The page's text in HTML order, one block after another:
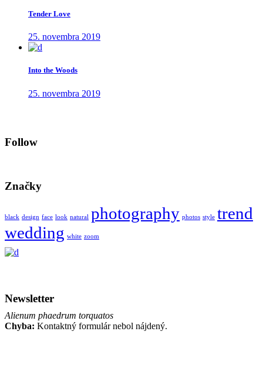
Tender Love
25. novembra 2019
Into the Woods
25. novembra 2019
Follow
Značky
black design face look natural photography photos style trend
wedding white zoom
Newsletter
Alienum phaedrum torquatos
Chyba: Kontaktný formulár nebol nájdený.